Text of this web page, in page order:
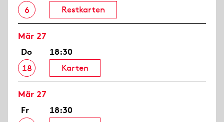
6
Restkarten
Mär 27
Do
18
18:30
Karten
Mär 27
Fr
18:30